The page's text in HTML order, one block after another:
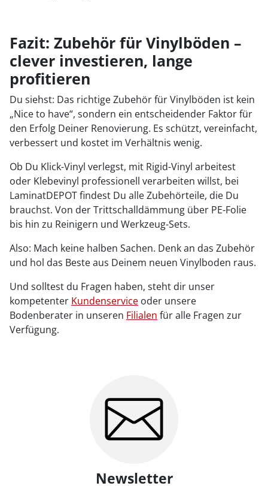
Fazit: Zubehör für Vinylböden –
clever investieren, lange
profitieren
Du siehst: Das richtige Zubehör für Vinylböden ist kein
„Nice to have“, sondern ein entscheidender Faktor für
den Erfolg Deiner Renovierung. Es schützt, vereinfacht,
verbessert und kostet im Verhältnis wenig.
Ob Du Klick-Vinyl verlegst, mit Rigid-Vinyl arbeitest
oder Klebevinyl professionell verarbeiten willst, bei
LaminatDEPOT findest Du alle Zubehörteile, die Du
brauchst. Von der Trittschalldämmung über PE-Folie
bis hin zu Reinigern und Werkzeug-Sets.
Also: Mach keine halben Sachen. Denk an das Zubehör
und hol das Beste aus Deinem neuen Vinylboden raus.
Und solltest du Fragen haben, steht dir unser
kompetenter Kundenservice oder unsere
Bodenberater in unseren Filialen für alle Fragen zur
Verfügung.
Newsletter